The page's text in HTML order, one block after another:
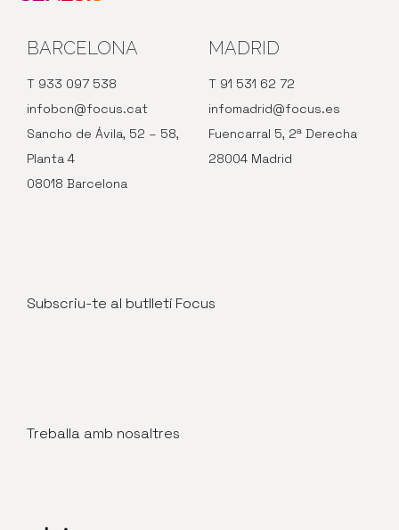
BARCELONA
T 933 097 538
infobcn@focus.cat
Sancho de Ávila, 52 – 58,
Planta 4
08018 Barcelona
MADRID
T 91 531 62 72
infomadrid@focus.es
Fuencarral 5, 2ª Derecha
28004 Madrid
Subscriu-te al butlletí Focus
Treballa amb nosaltres